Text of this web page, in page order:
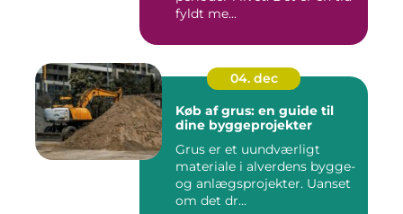
fyldt me...
04. dec
Køb af grus: en guide til
dine byggeprojekter
Grus er et uundværligt
materiale i alverdens bygge-
og anlægsprojekter. Uanset
om det dr...